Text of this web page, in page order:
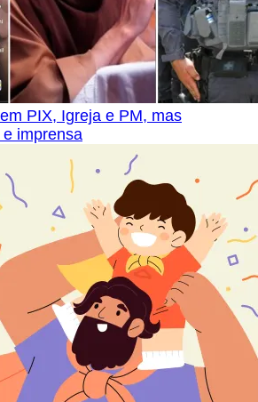
PIX, Igreja e PM, mas
imprensa